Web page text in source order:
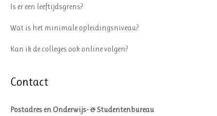
Is er een leeftijdsgrens?
Wat is het minimale opleidingsniveau?
Kan ik de colleges ook online volgen?
Contact
Postadres en Onderwijs- & Studentenbureau